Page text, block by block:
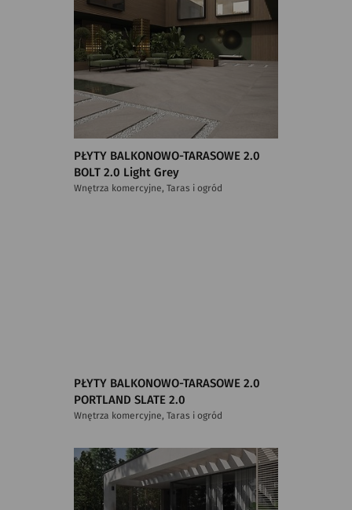
PŁYTY BALKONOWO-TARASOWE 2.0
BOLT 2.0 Light Grey
Wnętrza komercyjne, Taras i ogród
PŁYTY BALKONOWO-TARASOWE 2.0
PORTLAND SLATE 2.0
Wnętrza komercyjne, Taras i ogród